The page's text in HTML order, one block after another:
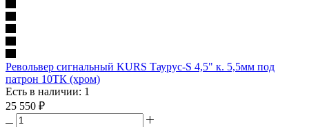
Револьвер сигнальный KURS Таурус-S 4,5" к. 5,5мм под
патрон 10ТК (хром)
Есть в наличии: 1
25 550 ₽